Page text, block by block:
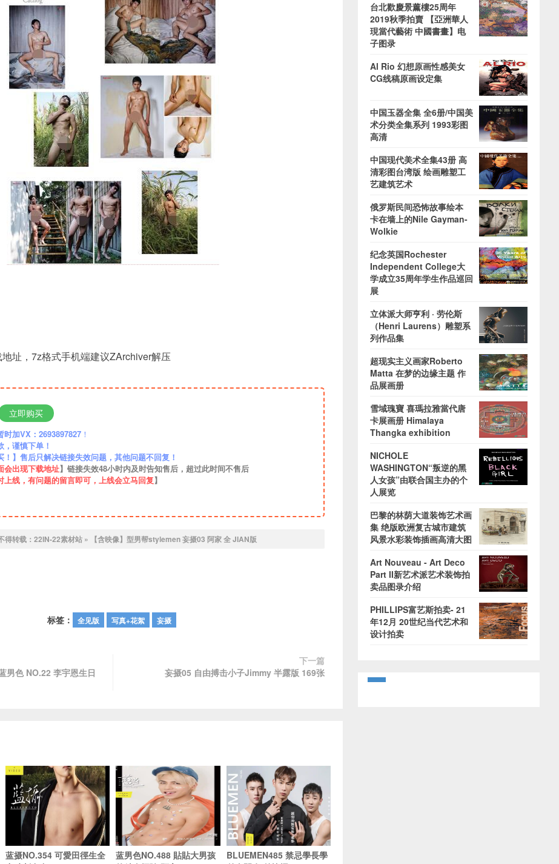
址，7z格式手机端建议ZArchiver解压
立即购买
时加VX：2693897827 ！
谨慎下单！
！】售后只解决链接失效问题，其他问题不回复！
会出现下载地址】链接失效48小时内及时告知售后，超过此时间不售后
上线，有问题的留言即可，上线会立马回复】
得转载： 22IN-22素材站 » 【含映像】型男帮stylemen 妄摄03 阿家 全 JIAN版
标签： 全见版 写真+花絮 妄摄
男色 NO.22 李宇恩生日
下一篇
妄摄05 自由搏击小子Jimmy 半露版 169张
蓝摄NO.354 可愛田徑生全
蓝男色NO.488 貼貼大男孩
BLUEMEN485 禁忌學長學
台北歡慶景薰樓25周年
2019秋季拍賣 【亞洲華人
現當代藝術 中國書畫】电
子图录
Al Rio 幻想原画性感美女
CG线稿原画设定集
中国玉器全集 全6册/中国美
术分类全集系列 1993彩图
高清
中国现代美术全集43册 高
清彩图台湾版 绘画雕塑工
艺建筑艺术
俄罗斯民间恐怖故事绘本
卡在墙上的Nile Gayman-
Wolkie
纪念英国Rochester
Independent College大
学成立35周年学生作品巡回
展
立体派大师亨利 · 劳伦斯
（Henri Laurens）雕塑系
列作品集
超现实主义画家Roberto
Matta 在梦的边缘主题 作
品展画册
雪域瑰寶 喜瑪拉雅當代唐
卡展画册 Himalaya
Thangka exhibition
NICHOLE
WASHINGTON“叛逆的黑
人女孩”由联合国主办的个
人展览
巴黎的林荫大道装饰艺术画
集 绝版欧洲复古城市建筑
风景水彩装饰插画高清大图
Art Nouveau - Art Deco
Part II新艺术派艺术装饰拍
卖品图录介绍
PHILLIPS富艺斯拍卖- 21
年12月 20世纪当代艺术和
设计拍卖